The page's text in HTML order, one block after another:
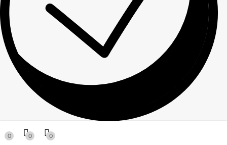
0 0 0
Спасибо за ваше сообщение! Мы свяжемся с вами в
ближайшее время!